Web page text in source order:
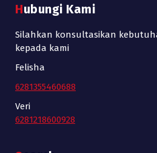
Hubungi Kami
Silahkan konsultasikan
kepada kami
Felisha
6281355460688
Veri
6281218600928